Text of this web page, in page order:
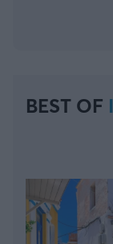
BEST OF